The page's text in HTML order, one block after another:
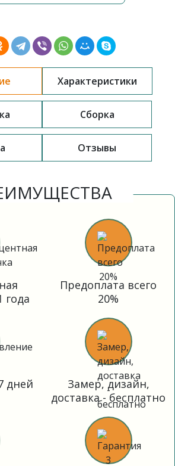
Характеристики
Сборка
Отзывы
года
Предоплата всего
20%
дней
Замер, дизайн,
доставка - бесплатно